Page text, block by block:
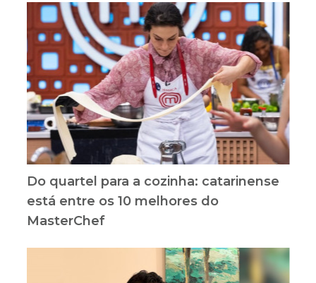
Do quartel para a cozinha: catarinense
está entre os 10 melhores do
MasterChef